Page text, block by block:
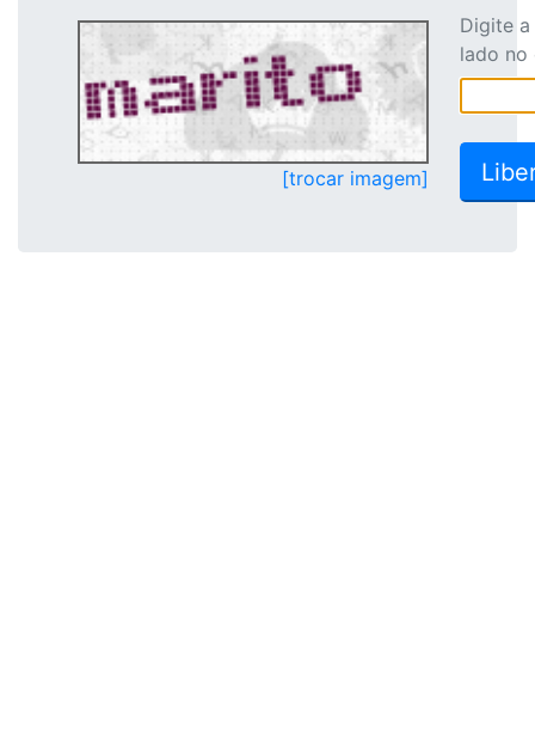
[trocar imagem]
Digite
lado no